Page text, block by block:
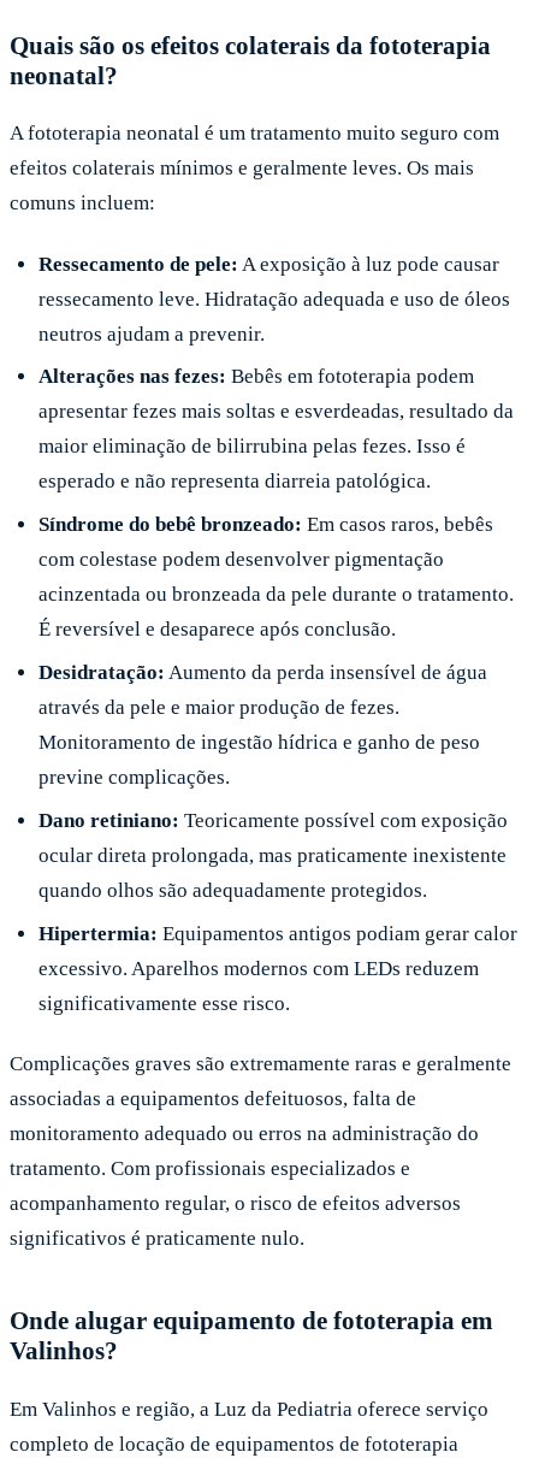
Quais são os efeitos colaterais da fototerapia
neonatal?
A fototerapia neonatal é um tratamento muito seguro com
efeitos colaterais mínimos e geralmente leves. Os mais
comuns incluem:
Ressecamento de pele: A exposição à luz pode causar
ressecamento leve. Hidratação adequada e uso de óleos
neutros ajudam a prevenir.
Alterações nas fezes: Bebês em fototerapia podem
apresentar fezes mais soltas e esverdeadas, resultado da
maior eliminação de bilirrubina pelas fezes. Isso é
esperado e não representa diarreia patológica.
Síndrome do bebê bronzeado: Em casos raros, bebês
com colestase podem desenvolver pigmentação
acinzentada ou bronzeada da pele durante o tratamento.
É reversível e desaparece após conclusão.
Desidratação: Aumento da perda insensível de água
através da pele e maior produção de fezes.
Monitoramento de ingestão hídrica e ganho de peso
previne complicações.
Dano retiniano: Teoricamente possível com exposição
ocular direta prolongada, mas praticamente inexistente
quando olhos são adequadamente protegidos.
Hipertermia: Equipamentos antigos podiam gerar calor
excessivo. Aparelhos modernos com LEDs reduzem
significativamente esse risco.
Complicações graves são extremamente raras e geralmente
associadas a equipamentos defeituosos, falta de
monitoramento adequado ou erros na administração do
tratamento. Com profissionais especializados e
acompanhamento regular, o risco de efeitos adversos
significativos é praticamente nulo.
Onde alugar equipamento de fototerapia em
Valinhos?
Em Valinhos e região, a Luz da Pediatria oferece serviço
completo de locação de equipamentos de fototerapia